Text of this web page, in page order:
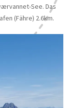
See. Das
(Fähre) 2.6km.